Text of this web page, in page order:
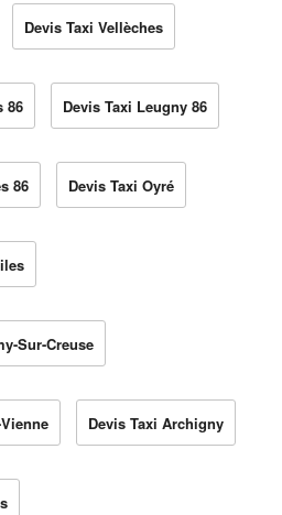
Devis Taxi Vellèches
86 Devis Taxi Leugny 86
86 Devis Taxi Oyré
Sur-Creuse
Devis Taxi Archigny